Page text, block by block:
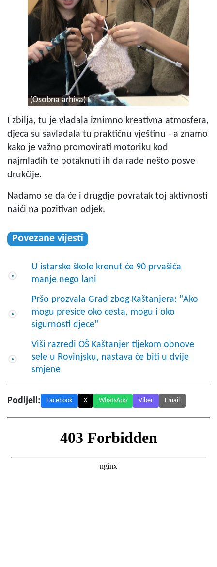
(Osobna arhiva)
I zbilja, tu je vladala iznimno kreativna atmosfera,
djeca su savladala tu praktičnu vještinu - a znamo
kako je važno promovirati motoriku kod
najmlađih te potaknuti ih da rade nešto posve
drukčije.
Nadamo se da će i drugdje povratak toj aktivnosti
naići na pozitivan odjek.
Povezane vijesti
U istarske škole krenut će 90 prvašića
manje nego lani
Pršo prozvala Grad zbog Kaštanjera: "Ako
mogu presice oko cesta, mogu i oko
sigurnosti djece"
Viši razredi OŠ Kaštanjer tijekom obnove
sele u Rovinjsku, nastava će biti u dvije
smjene
Podijeli: Facebook X WhatsApp Viber Email